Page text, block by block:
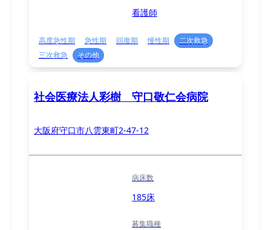
看護師
高度急性期 急性期 回復期 慢性期
二次救急
三次救急
その他
社会医療法人彩樹 守口敬仁会病院
大阪府守口市八雲東町2-47-12
病床数
185床
募集職種